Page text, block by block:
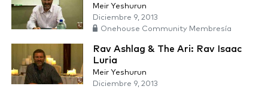
Meir Yeshurun
Diciembre 9, 2013
Onehouse Community Membresía
Rav Ashlag & The Ari: Rav Isaac
Luria
Meir Yeshurun
Diciembre 9, 2013